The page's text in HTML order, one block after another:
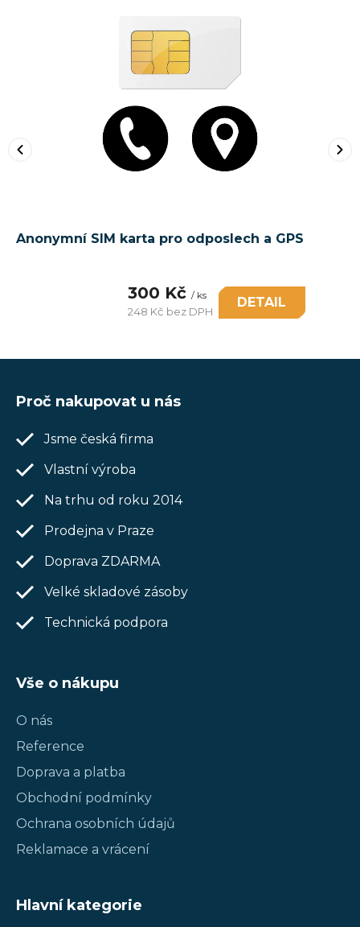
Anonymní SIM karta pro odposlech a GPS
300 Kč / ks
248 Kč bez DPH
DETAIL
Proč nakupovat u nás
Jsme česká firma
Vlastní výroba
Na trhu od roku 2014
Prodejna v Praze
Doprava ZDARMA
Velké skladové zásoby
Technická podpora
Vše o nákupu
O nás
Reference
Doprava a platba
Obchodní podmínky
Ochrana osobních údajů
Reklamace a vrácení
Hlavní kategorie